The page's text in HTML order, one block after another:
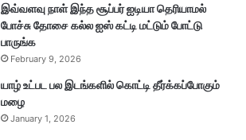
இவ்வளவு நாள் இந்த சூப்பர் ஐடியா தெரியாமல்
போச்சு தோசை கல்ல ஐஸ் கட்டி மட்டும் போட்டு
பாருங்க
February 9, 2026
யாழ் உட்பட பல இடங்களில் கொட்டி தீர்க்கப்போகும்
மழை
January 1, 2026